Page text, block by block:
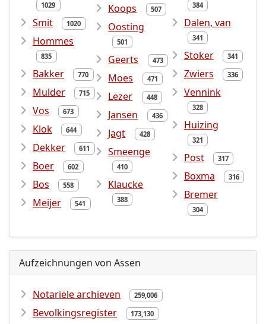
1029
Smit 1020
Hommes
835
Bakker 770
Mulder 715
Vos 673
Klok 644
Dekker 611
Boer 602
Bos 558
Meijer 541
Koops 507
Oosting
501
Geerts 473
Moes 471
Lezer 448
Jansen 436
Jagt 428
Smeenge
410
Klaucke
388
384
Dalen, van
341
Stoker 341
Zwiers 336
Vennink
328
Huizing
321
Post 317
Boxma 316
Bremer
304
Aufzeichnungen von Assen
Notariële archieven 259,006
Bevolkingsregister 173,130